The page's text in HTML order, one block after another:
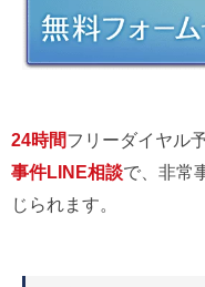
24時間フリーダイヤル
事件LINE相談で、非常
じられます。